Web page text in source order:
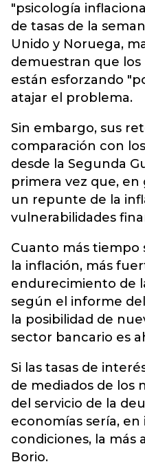
"psicología
de tasas de la
Unido y Noruega,
demuestran que los
están esforzando
atajar el problema.
Sin embargo, sus
comparación con
desde la Segunda
primera vez que,
un repunte de la
vulnerabilidades
Cuanto más tiempo
la inflación, más
endurecimiento de
según el informe
la posibilidad de
sector bancario es
Si las tasas de
de mediados de los
del servicio de la
economías sería, en
condiciones, la más
Borio.